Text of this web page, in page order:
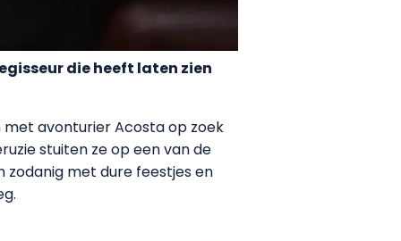
die heeft laten zien
avonturier Acosta op zoek
stuiten ze op een van de
zodanig met dure feestjes en